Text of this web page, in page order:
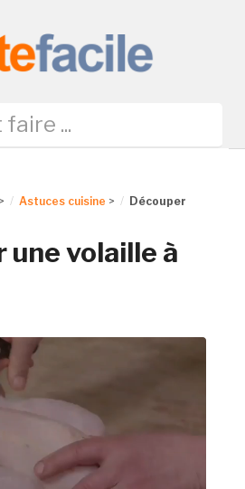
> Astuces cuisine >
Découper
une volaille à